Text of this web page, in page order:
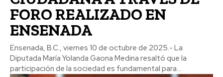
FORO REALIZADO EN
ENSENADA
Ensenada, B.C., viernes 10 de octubre de 2025.- La
Diputada María Yolanda Gaona Medina resaltó que la
participación de la sociedad es fundamental para...